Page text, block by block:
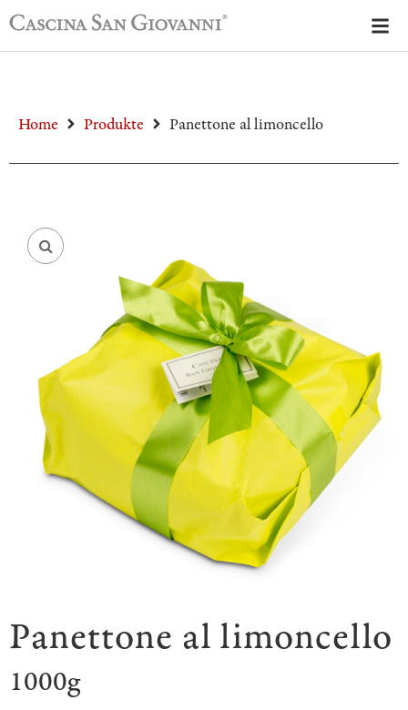
Home Produkte Panettone al limoncello
Panettone al limoncello
1000g